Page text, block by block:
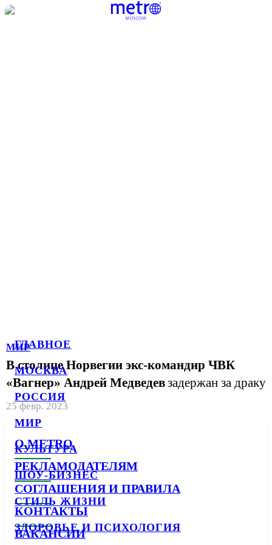
ГЛАВНОЕ
МОСКВА
РОССИЯ
МИР
КУЛЬТУРА
ШОУ-БИЗНЕС
СТИЛЬ ЖИЗНИ
ЗДОРОВЬЕ И ПСИХОЛОГИЯ
МИР
В столице Норвегии экс-командир ЧВК
«Вагнер» Андрей Медведевзадержан за драку
25 февр. 2023
О METRO
РЕКЛАМОДАТЕЛЯМ
СОГЛАШЕНИЯ И ПРАВИЛА
КОНТАКТЫ
ВАКАНСИИ